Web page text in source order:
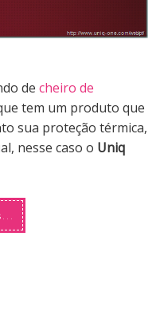
de cheiro de
tem um produto que
sua proteção térmica,
nesse caso o Uniq